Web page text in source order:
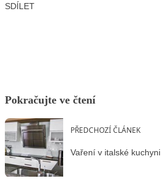
SDÍLET
Pokračujte ve čtení
PŘEDCHOZÍ ČLÁNEK
Vaření v italské kuchyni